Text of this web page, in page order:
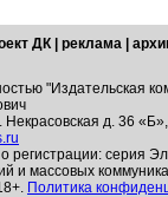
ДК реклама
"Издательская
Некрасовская д. 36
регистрации: серия
и массовых
Политика